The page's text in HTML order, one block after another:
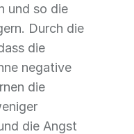
und so die
Durch die
die
negative
die
die Angst